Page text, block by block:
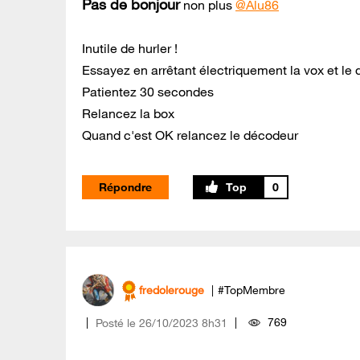
Pas de bonjournon plus @Alu86
Inutile de hurler !
Essayez en arrêtant électriquement la vox et le
Patientez 30 secondes
Relancez la box
Quand c'est OK relancez le décodeur
Répondre 0
fredolerouge #TopMembre
Posté le ‎26/10/2023 8h31 769